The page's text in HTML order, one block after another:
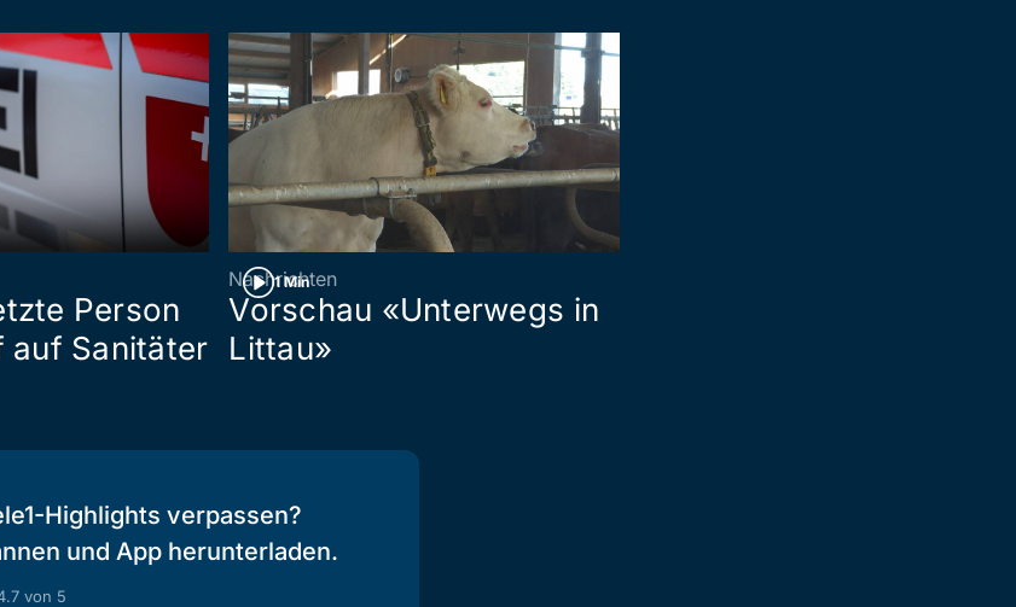
Person
auf Sanitäter
1 Min
Nachrichten
Vorschau «Unterwegs in
Littau»
Highlights verpassen?
und App herunterladen.
von 5